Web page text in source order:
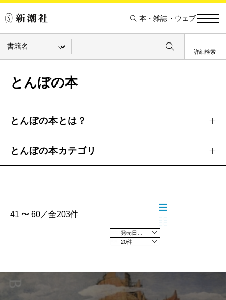
本・雑誌・ウェブ
詳細検索
とんぼの本
とんぼの本とは？
とんぼの本カテゴリ
41 〜 60／全203件
20件